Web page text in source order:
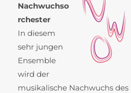
Nachwuchso
rchester
In diesem
sehr jungen
Ensemble
wird der
musikalische Nachwuchs des